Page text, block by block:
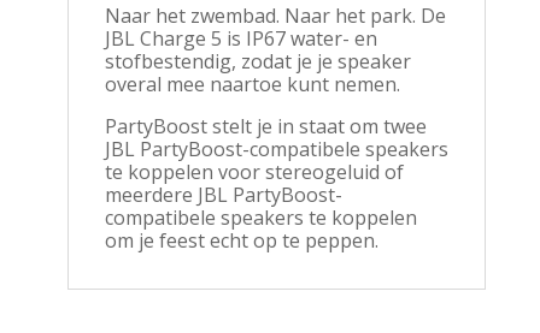
Naar het zwembad. Naar het park. De
JBL Charge 5 is IP67 water- en
stofbestendig, zodat je je speaker
overal mee naartoe kunt nemen.
PartyBoost stelt je in staat om twee
JBL PartyBoost-compatibele speakers
te koppelen voor stereogeluid of
meerdere JBL PartyBoost-
compatibele speakers te koppelen
om je feest echt op te peppen.